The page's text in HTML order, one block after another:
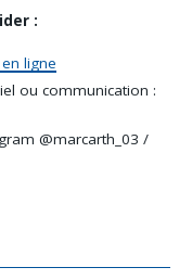
:
ligne
ou communication :
@marcarth_03 /